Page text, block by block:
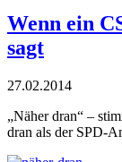
Wenn ein
sagt
27.02.2014
„Näher dran“ –
dran als der SPD-